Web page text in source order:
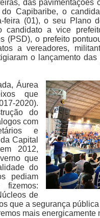
das pavimentações
Capibaribe, o
feira (01), o seu Plano
candidato a vice
(PSD), o prefeito
a vereadores,
o lançamento
Áurea
que
2020).
do
com
e
Capital
2012,
que
do
pediam
de
que a segurança
mais energicamente